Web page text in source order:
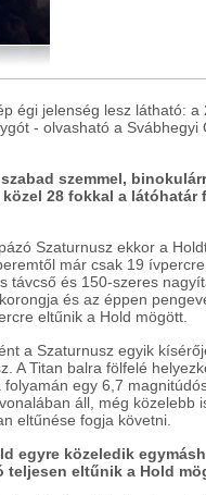
égi jelenség lesz látható:
- olvasható a
szemmel,
28 fokkal a
Szaturnusz ekkor a
már csak 19
távcső és 150-szeres
és az éppen
eltűnik a Hold mögött.
a Szaturnusz egyik
A Titan balra fölfelé
egy 6,7
áll, még közelebb
eltűnése fogja követni.
egyre közeledik
teljesen eltűnik a Hold